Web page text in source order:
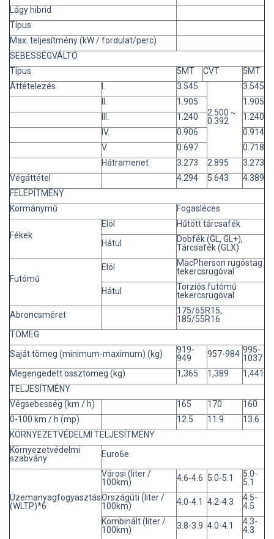
Lágy hibrid
Típus
Max. teljesítmény (kW / fordulat/perc)
SEBESSÉGVÁLTÓ
Típus
5MT CVT
5MT
Áttételezés
3.545
2.500～
0.392
3.545
1.905
1.905
1.240
1.240
IV.
0.906
0.914
V.
0.697
0.718
Hátramenet
3.273 2.895
3.273
Végáttétel
4.294 5.643
4.389
FELÉPÍTMÉNY
Kormánymű
Fogasléces
Fékek
Elöl
Hűtött tárcsafék
Hátul
Dobfék (GL, GL+),
Tárcsafék (GLX)
Futómű
Elöl
MacPherson rugóstag
tekercsrugóval
Hátul
Torziós futómű
tekercsrugóval
Abroncsméret
175/65R15,
185/55R16
TÖMEG
Saját tömeg (minimum-maximum) (kg)
919-
949
957-984 995-
1037
Megengedett össztömeg (kg)
1,365 1,389
1,441
TELJESÍTMÉNY
Végsebesség (km / h)
165 170
160
0-100 km / h (mp)
12.5 11.9
13.6
KÖRNYEZETVÉDELMI TELJESÍTMÉNY
Környezetvédelmi
szabvány
Euro6e
Üzemanyagfogyasztás
(WLTP)*6
Városi (liter /
100km)
4.6-4.6 5.0-5.1
5.0-
5.1
Országúti (liter /
100km)
4.0-4.1 4.2-4.3
4.5-
4.5
Kombinált (liter /
100km)
3.8-3.9 4.0-4.1
4.3-
4.3